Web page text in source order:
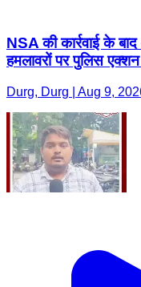
NSA की कार्रवाई के
हमलावरों पर पुलिस
Durg, Durg | Aug 9,